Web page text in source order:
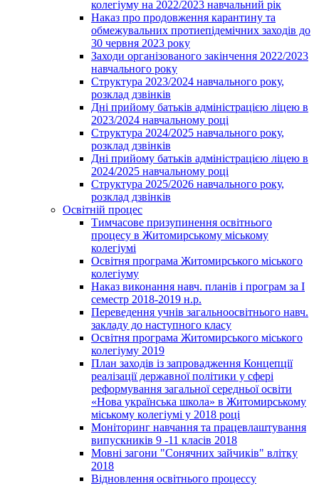
колегіуму на 2022/2023 навчальний рік
Наказ про продовження карантину та
обмежувальних протиепідемічних заходів до
30 червня 2023 року
Заходи організованого закінчення 2022/2023
навчального року
Структура 2023/2024 навчального року,
розклад дзвінків
Дні прийому батьків адміністрацією ліцею в
2023/2024 навчальному році
Структура 2024/2025 навчального року,
розклад дзвінків
Дні прийому батьків адміністрацією ліцею в
2024/2025 навчальному році
Структура 2025/2026 навчального року,
розклад дзвінків
Освітній процес
Тимчасове призупинення освітнього
процесу в Житомирському міському
колегіумі
Освітня програма Житомирського міського
колегіуму
Наказ виконання навч. планів і програм за І
семестр 2018-2019 н.р.
Переведення учнів загальноосвітнього навч.
закладу до наступного класу
Освітня програма Житомирського міського
колегіуму 2019
План заходів із запровадження Концепції
реалізації державної політики у сфері
реформування загальної середньої освіти
«Нова українська школа» в Житомирському
міському колегіумі у 2018 році
Моніторинг навчання та працевлаштування
випускників 9 -11 класів 2018
Мовні загони "Сонячних зайчиків" влітку
2018
Відновлення освітнього процессу